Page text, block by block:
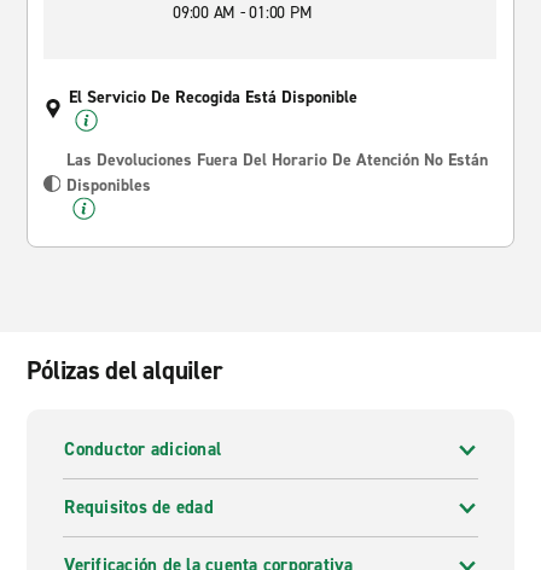
09:00 AM - 01:00 PM
El Servicio De Recogida Está Disponible
Las Devoluciones Fuera Del Horario De Atención No Están
Disponibles
Pólizas del alquiler
Conductor adicional
Requisitos de edad
Verificación de la cuenta corporativa